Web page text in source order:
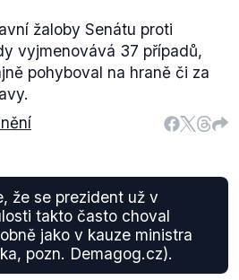
žaloby Senátu proti
vyjmenovává 37 případů,
pohyboval na hraně či za
že se prezident už v
takto často choval
jako v kauze ministra
pozn. Demagog.cz).